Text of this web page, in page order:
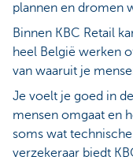
plannen en dromen
Binnen KBC Retail
heel België werken
van waaruit je
Je voelt je goed in
mensen omgaat en
soms wat
verzekeraar biedt